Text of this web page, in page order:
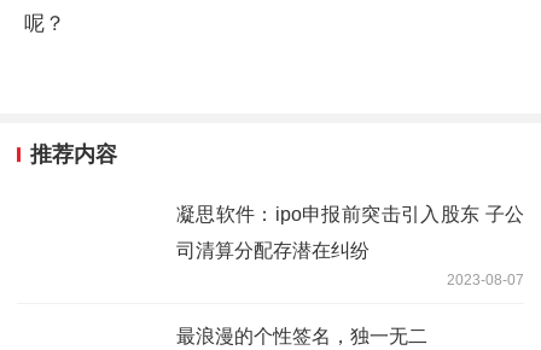
呢？
推荐内容
凝思软件：ipo申报前突击引入股东 子公
司清算分配存潜在纠纷
2023-08-07
最浪漫的个性签名，独一无二